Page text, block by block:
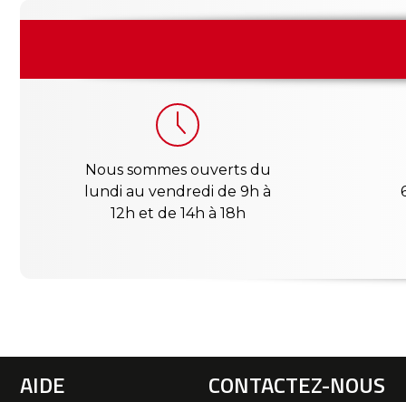
Nous sommes ouverts du
lundi au vendredi de 9h à
12h et de 14h à 18h
AIDE CONTACTEZ-NOUS